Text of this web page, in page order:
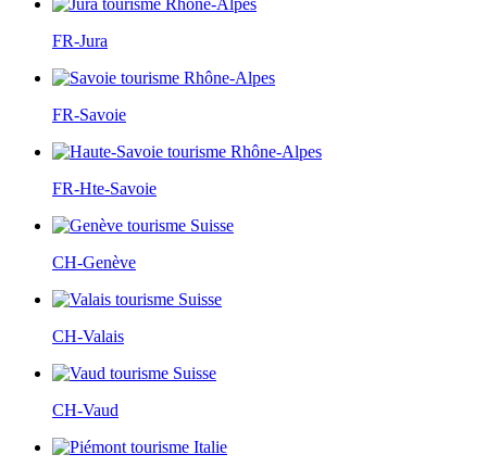
FR-Jura
FR-Savoie
FR-Hte-Savoie
CH-Genève
CH-Valais
CH-Vaud